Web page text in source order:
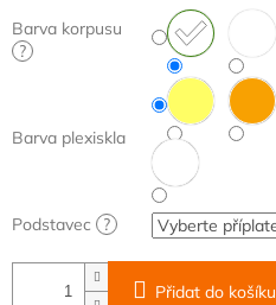
Barva korpusu
?
Barva plexiskla
Podstavec ?
Přidat do košíku